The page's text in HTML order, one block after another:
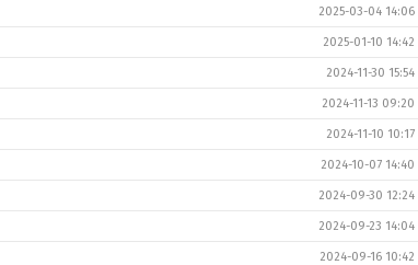
2025-03-04 14:06
2025-01-10 14:42
2024-11-30 15:54
2024-11-13 09:20
2024-11-10 10:17
2024-10-07 14:40
2024-09-30 12:24
2024-09-23 14:04
2024-09-16 10:42